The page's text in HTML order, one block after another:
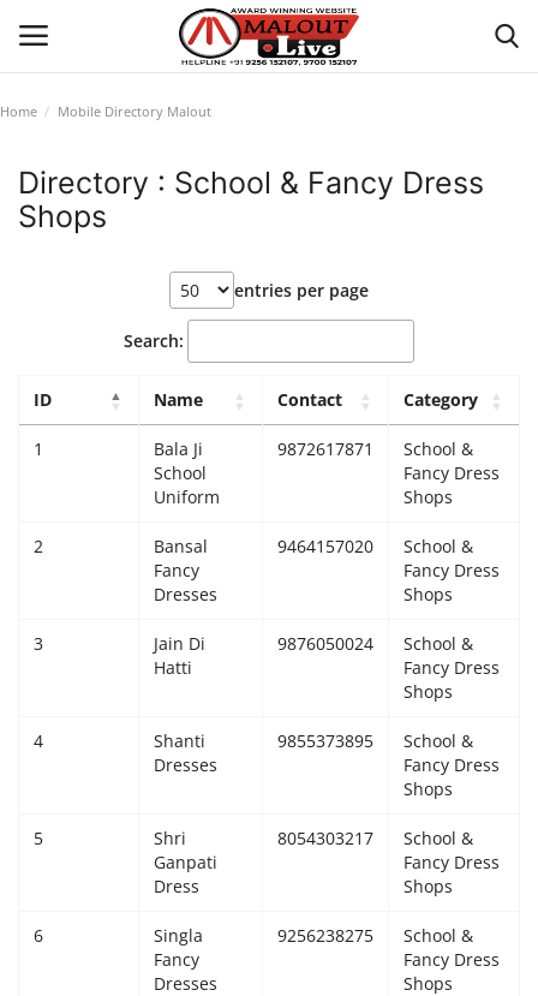
Home
How to Reach Malout
Privacy Policy
Malout News
Railway Time Table
Sri Muktsar Sahib News
Punjab
Important
Home Mobile Directory Malout
Directory : School & Fancy Dress
Shops
entries per page
Search:
ID Name Contact Category
1
Bala Ji
School
Uniform
9872617871
School &
Fancy Dress
Shops
2
Bansal
Fancy
Dresses
9464157020
School &
Fancy Dress
Shops
3
Jain Di
Hatti
9876050024
School &
Fancy Dress
Shops
4
Shanti
Dresses
9855373895
School &
Fancy Dress
Shops
5
Shri
Ganpati
Dress
8054303217
School &
Fancy Dress
Shops
6
Singla
Fancy
Dresses
9256238275
School &
Fancy Dress
Shops